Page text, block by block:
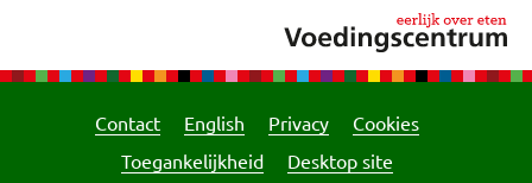
Contact English Privacy
Cookies
Toegankelijkheid
Desktop site